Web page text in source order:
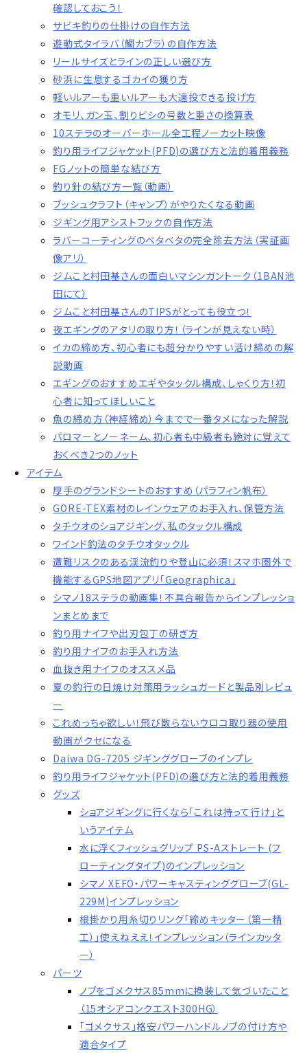
確認しておこう！
サビキ釣りの仕掛けの自作方法
遊動式タイラバ（鯛カブラ）の自作方法
リールサイズとラインの正しい選び方
砂浜に生息するゴカイの獲り方
軽いルアーも重いルアーも大遠投できる投げ方
オモリ、ガン玉、割りビシの号数と重さの換算表
10ステラのオーバーホール全工程ノーカット映像
釣り用ライフジャケット(PFD)の選び方と法的着用義務
FGノットの簡単な結び方
釣り針の結び方一覧（動画）
ブッシュクラフト（キャンプ）がやりたくなる動画
ジギング用アシストフックの自作方法
ラバーコーティングのベタベタの完全除去方法（実証画
像アリ）
ジムこと村田基さんの面白いマシンガントーク（1BAN池
田にて）
ジムこと村田基さんのTIPSがとっても役立つ！
夜エギングのアタリの取り方！（ラインが見えない時）
イカの締め方、初心者にも超分かりやすい活け締めの解
説動画
エギングのおすすめエギやタックル構成、しゃくり方！初
心者に知ってほしいこと
魚の締め方（神経締め）今までで一番タメになった解説
パロマーとノーネーム、初心者も中級者も絶対に覚えて
おくべき2つのノット
アイテム
厚手のグランドシートのおすすめ（パラフィン帆布）
GORE-TEX素材のレインウェアのお手入れ、保管方法
タチウオのショアジギング、私のタックル構成
ワインド釣法のタチウオタックル
遭難リスクのある渓流釣りや登山に必須！スマホ圏外で
機能するGPS地図アプリ「Geographica」
シマノ18ステラの動画集！不具合報告からインプレッショ
ンまとめまで
釣り用ナイフや出刃包丁の研ぎ方
釣り用ナイフのお手入れ方法
血抜き用ナイフのオススメ品
夏の釣行の日焼け対策用ラッシュガードと製品別レビュ
ー
これめっちゃ欲しい！飛び散らないウロコ取り器の使用
動画がクセになる
Daiwa DG-7205 ジギンググローブのインプレ
釣り用ライフジャケット(PFD)の選び方と法的着用義務
グッズ
ショアジギングに行くなら「これは持って行け」と
いうアイテム
水に浮くフィッシュグリップ PS-Aストレート (フ
ローティングタイプ)のインプレッション
シマノ XEFO・パワーキャスティンググローブ(GL-
229M)インプレッション
根掛かり用糸切りリング「締めキッター（第一精
工）」使えねええ！インプレッション（ラインカッタ
ー）
パーツ
ノブをゴメクサス85mmに換装して気づいたこと
（15オシアコンクエスト300HG）
「ゴメクサス」格安パワーハンドルノブの付け方や
適合タイプ